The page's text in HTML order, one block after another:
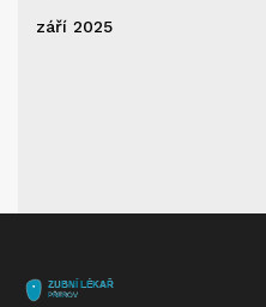
září 2025